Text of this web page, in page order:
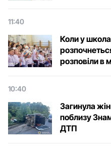
11:40
Коли у
розповіли в
10:40
Загинула
поблизу
ДТП